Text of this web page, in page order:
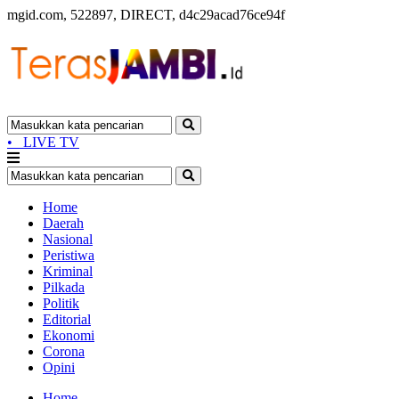
mgid.com, 522897, DIRECT, d4c29acad76ce94f
• LIVE TV
Home
Daerah
Nasional
Peristiwa
Kriminal
Pilkada
Politik
Editorial
Ekonomi
Corona
Opini